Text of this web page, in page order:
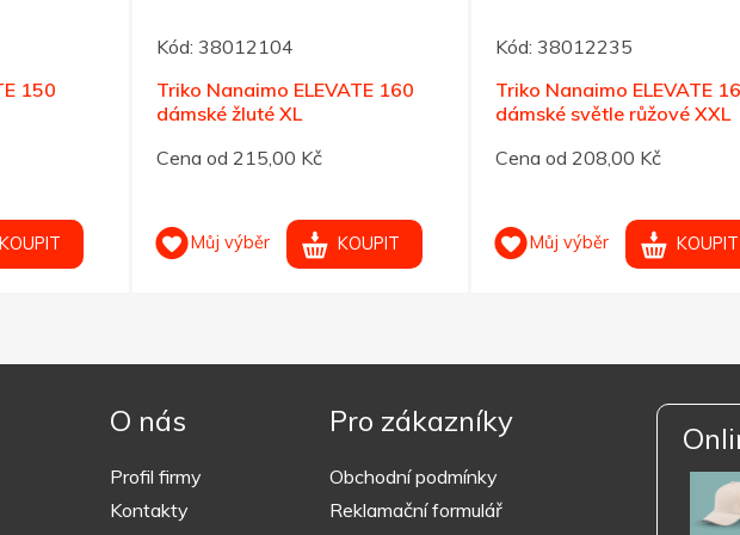
150
KOUPIT
Kód: 38012104
Triko Nanaimo ELEVATE 160
dámské žluté XL
Cena od 215,00 Kč
Můj výběr KOUPIT
Kód: 38012235
Triko Nanaimo ELEVATE
dámské světle růžové XXL
Cena od 208,00 Kč
Můj výběr KOUPIT
O nás
Profil firmy
Kontakty
Pro zákazníky
Obchodní podmínky
Reklamační formulář